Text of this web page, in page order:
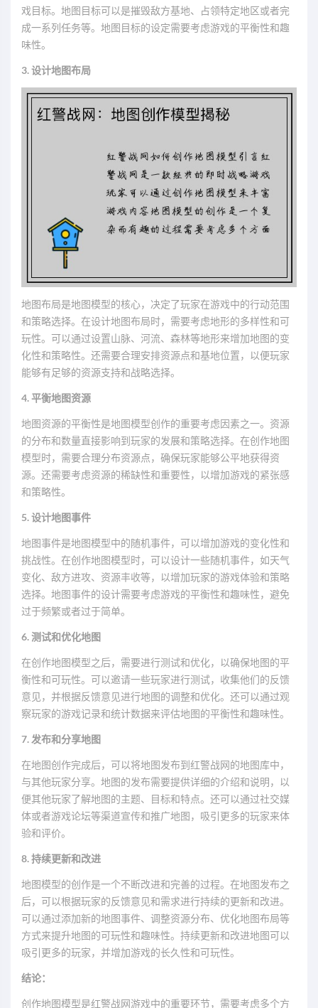
戏目标。地图目标可以是摧毁敌方基地、占领特定地区或者完
成一系列任务等。地图目标的设定需要考虑游戏的平衡性和趣
味性。
3. 设计地图布局
地图布局是地图模型的核心，决定了玩家在游戏中的行动范围
和策略选择。在设计地图布局时，需要考虑地形的多样性和可
玩性。可以通过设置山脉、河流、森林等地形来增加地图的变
化性和策略性。还需要合理安排资源点和基地位置，以便玩家
能够有足够的资源支持和战略选择。
4. 平衡地图资源
地图资源的平衡性是地图模型创作的重要考虑因素之一。资源
的分布和数量直接影响到玩家的发展和策略选择。在创作地图
模型时，需要合理分布资源点，确保玩家能够公平地获得资
源。还需要考虑资源的稀缺性和重要性，以增加游戏的紧张感
和策略性。
5. 设计地图事件
地图事件是地图模型中的随机事件，可以增加游戏的变化性和
挑战性。在创作地图模型时，可以设计一些随机事件，如天气
变化、敌方进攻、资源丰收等，以增加玩家的游戏体验和策略
选择。地图事件的设计需要考虑游戏的平衡性和趣味性，避免
过于频繁或者过于简单。
6. 测试和优化地图
在创作地图模型之后，需要进行测试和优化，以确保地图的平
衡性和可玩性。可以邀请一些玩家进行测试，收集他们的反馈
意见，并根据反馈意见进行地图的调整和优化。还可以通过观
察玩家的游戏记录和统计数据来评估地图的平衡性和趣味性。
7. 发布和分享地图
在地图创作完成后，可以将地图发布到红警战网的地图库中，
与其他玩家分享。地图的发布需要提供详细的介绍和说明，以
便其他玩家了解地图的主题、目标和特点。还可以通过社交媒
体或者游戏论坛等渠道宣传和推广地图，吸引更多的玩家来体
验和评价。
8. 持续更新和改进
地图模型的创作是一个不断改进和完善的过程。在地图发布之
后，可以根据玩家的反馈意见和需求进行持续的更新和改进。
可以通过添加新的地图事件、调整资源分布、优化地图布局等
方式来提升地图的可玩性和趣味性。持续更新和改进地图可以
吸引更多的玩家，并增加游戏的长久性和可玩性。
结论：
创作地图模型是红警战网游戏中的重要环节，需要考虑多个方